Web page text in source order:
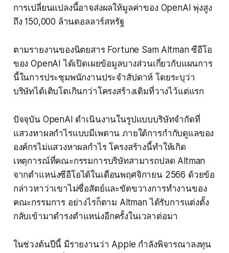
การเปลี่ยนแปลงนี้อาจส่งผลให้มูลค่าของ OpenAI พุ่งสูง
ถึง 150,000 ล้านดอลลาร์สหรัฐ
ตามรายงานของนิตยสาร Fortune Sam Altman ซีอีโอ
ของ OpenAI ได้เปิดเผยข้อมูลบางส่วนเกี่ยวกับแผนการ
นี้ในการประชุมพนักงานประจำสัปดาห์ โดยระบุว่า
บริษัทได้เติบโตเกินกว่าโครงสร้างเดิมที่วางไว้แต่แรก
ปัจจุบัน OpenAI ดำเนินงานในรูปแบบบริษัทจำกัดที่
แสวงหาผลกำไรแบบมีเพดาน ภายใต้การกำกับดูแลของ
องค์กรไม่แสวงหาผลกำไร โครงสร้างนี้ทำให้เกิด
เหตุการณ์ที่คณะกรรมการบริษัทสามารถปลด Altman
จากตำแหน่งซีอีโอได้ในเดือนพฤศจิกายน 2566 ด้วยข้อ
กล่าวหาว่าเขาไม่ซื่อสัตย์และขัดขวางการทำงานของ
คณะกรรมการ อย่างไรก็ตาม Altman ได้รับการแต่งตั้ง
กลับเข้ามาดำรงตำแหน่งอีกครั้งในเวลาต่อมา
ในช่วงต้นปีนี้ มีรายงานว่า Apple กำลังพิจารณาลงทุน